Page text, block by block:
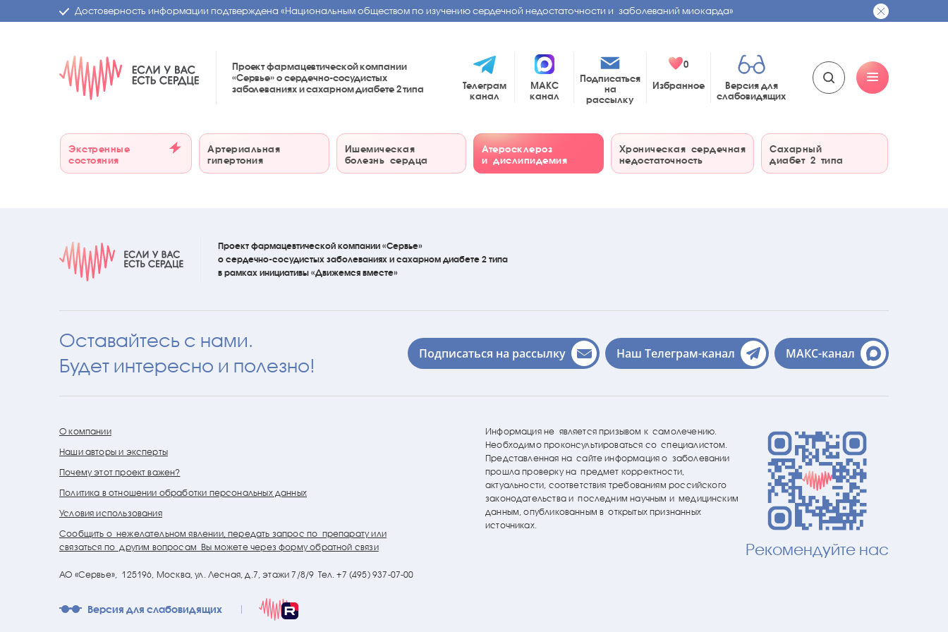
Достоверность информации подтверждена «Национальным обществом по изучению сердечной недостаточности и заболеваний миокарда»
Проект фармацевтической компании
«Сервье»о сердечно-сосудистых
заболеваниях и сахарном диабете2 типа
Телеграм
канал
МАКС
канал
Подписаться
на
рассылку
0
Избранное
Версия для
слабовидящих
Экстренные
состояния
Артериальная
гипертония
Ишемическая
болезнь сердца
Атеросклероз
и дислипидемия
Хроническая сердечная
недостаточность
Сахарный
диабет 2 типа
Проект фармацевтической компании «Сервье»
о сердечно-сосудистых заболеваниях и сахарном диабете 2 типа
в рамках инициативы «Движемся вместе»
Оставайтесь с нами.
Будет интересно и полезно!
Подписаться на рассылку Наш Телеграм-канал МАКС-канал
О компании
Наши авторы и эксперты
Почему этот проект важен?
Политика в отношении обработки персональных данных
Условия использования
Сообщить о нежелательном явлении, передать запрос по препарату или
связаться по другим вопросам Вы можете через форму обратной связи
АО «Сервье», 125196, Москва, ул. Лесная, д.7, этажи 7/8/9Тел. +7 (495) 937-07-00
Версия для слабовидящих
Информация не является призывом к самолечению.
Необходимо проконсультироваться со специалистом.
Представленная на сайте информация о заболевании
прошла проверку на предмет корректности,
актуальности, соответствия требованиям российского
законодательства и последним научным и медицинским
данным, опубликованным в открытых признанных
источниках.
Рекомендуйте нас